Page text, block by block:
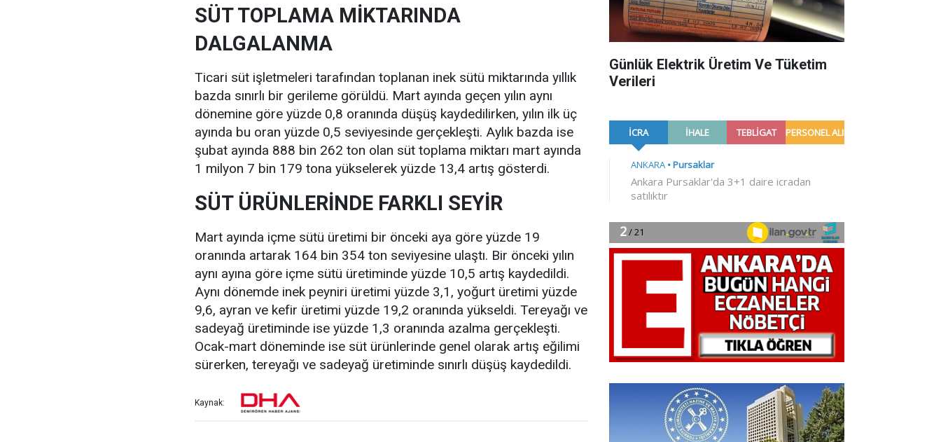
SÜT TOPLAMA MİKTARINDA
DALGALANMA
Ticari süt işletmeleri tarafından toplanan inek sütü miktarında yıllık
bazda sınırlı bir gerileme görüldü. Mart ayında geçen yılın aynı
dönemine göre yüzde 0,8 oranında düşüş kaydedilirken, yılın ilk üç
ayında bu oran yüzde 0,5 seviyesinde gerçekleşti. Aylık bazda ise
şubat ayında 888 bin 262 ton olan süt toplama miktarı mart ayında
1 milyon 7 bin 179 tona yükselerek yüzde 13,4 artış gösterdi.
SÜT ÜRÜNLERİNDE FARKLI SEYİR
Mart ayında içme sütü üretimi bir önceki aya göre yüzde 19
oranında artarak 164 bin 354 ton seviyesine ulaştı. Bir önceki yılın
aynı ayına göre içme sütü üretiminde yüzde 10,5 artış kaydedildi.
Aynı dönemde inek peyniri üretimi yüzde 3,1, yoğurt üretimi yüzde
9,6, ayran ve kefir üretimi yüzde 19,2 oranında yükseldi. Tereyağı ve
sadeyağ üretiminde ise yüzde 1,3 oranında azalma gerçekleşti.
Ocak-mart döneminde ise süt ürünlerinde genel olarak artış eğilimi
sürerken, tereyağı ve sadeyağ üretiminde sınırlı düşüş kaydedildi.
Kaynak:
Günlük Elektrik Üretim Ve Tüketim
Verileri